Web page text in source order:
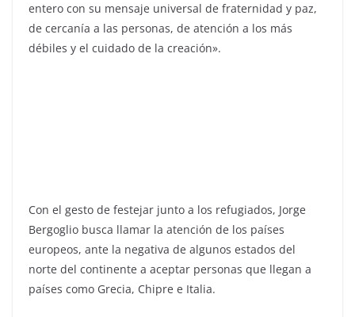
entero con su mensaje universal de fraternidad y paz,
de cercanía a las personas, de atención a los más
débiles y el cuidado de la creación».
Con el gesto de festejar junto a los refugiados, Jorge
Bergoglio busca llamar la atención de los países
europeos, ante la negativa de algunos estados del
norte del continente a aceptar personas que llegan a
países como Grecia, Chipre e Italia.